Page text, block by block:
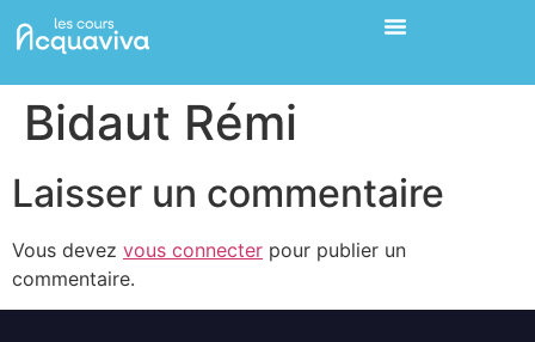
Bidaut Rémi
Laisser un commentaire
Vous devez vous connecter pour publier un
commentaire.